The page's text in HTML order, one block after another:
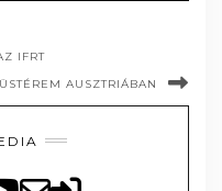
IFRT
AUSZTRIÁBAN